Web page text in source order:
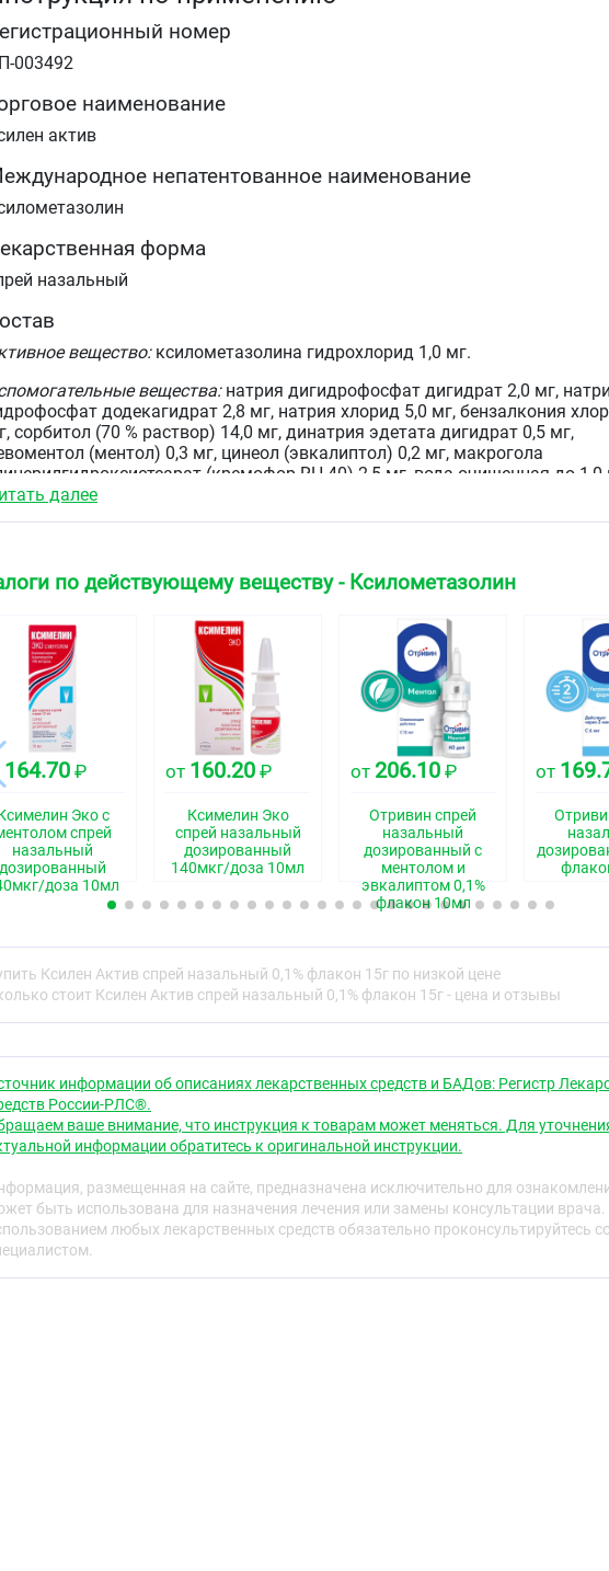
номер
003492
наименование
актив
непатентованное наименование
форма
назальный
вещество:ксилометазолина гидрохлорид 1,0 мг.
вещества:натрия дигидрофосфат дигидрат 2,0 мг,
додекагидрат 2,8 мг, натрия хлорид 5,0 мг, бензалкония
сорбитол (70 % раствор) 14,0 мг, динатрия эдетата дигидрат 0,5 мг,
(ментол) 0,3 мг, цинеол (эвкалиптол) 0,2 мг, макрогола
(кремофор RH 40) 2,5 мг, вода очищенная до 1,0
группа
средство - альфа-адреномиметик
АТХ
свойства
полости носа, устраняя отёк и гиперемию слизистой оболочки
Облегчает носовое дыхание при ринитах.
актив хорошо переносится пациентами с чувствительной слизистой
полости носа, так как препарат имеет сбалансированный pH,
на слизистую оболочку полости носа, дающее ощущение
концентрациях не раздражает слизистую оболочку
действие наступает через несколько минут и
нескольких часов.
настолько малы, что их невозможно определить современными
методами.
Острые респираторные заболевания с явлениями ринита (насморка),
далее
по действующему веществу - Ксилометазолин
164.70 ₽
Эко с
спрей
назальный
дозированный
доза 10мл
от 160.20 ₽
Ксимелин Эко
спрей назальный
дозированный
140мкг/доза 10мл
от 206.10 ₽
Отривин спрей
назальный
дозированный с
ментолом и
эвкалиптом 0,1%
флакон 10мл
от
Ксилен Актив спрей назальный 0,1% флакон 15г по низкой цене
стоит Ксилен Актив спрей назальный 0,1% флакон 15г - цена и отзывы
информации об описаниях лекарственных средств и БАДов: Регистр
России-РЛС®.
ваше внимание, что инструкция к товарам может меняться. Для
информации обратитесь к оригинальной инструкции.
размещенная на сайте, предназначена исключительно для
быть использована для назначения лечения или замены консультации врача.
любых лекарственных средств обязательно проконсультируйтесь со